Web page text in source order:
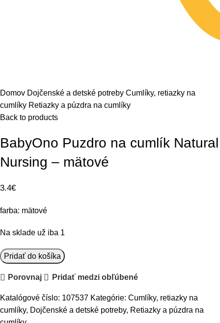
Domov Dojčenské a detské potreby Cumlíky, retiazky na
cumlíky Retiazky a púzdra na cumlíky
Back to products
BabyOno Puzdro na cumlík Natural
Nursing – mätové
3.4€
farba: mätové
Na sklade už iba 1
množstvo
BabyOno
Puzdro
cumlík
Natural
Pridať do košíka
Porovnaj Pridať medzi obľúbené
Katalógové číslo: 107537 Kategórie: Cumlíky, retiazky na
cumlíky, Dojčenské a detské potreby, Retiazky a púzdra na